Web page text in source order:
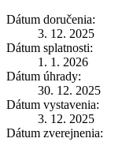
Dátum doručenia:
3. 12. 2025
Dátum splatnosti:
1. 1. 2026
Dátum úhrady:
30. 12. 2025
Dátum vystavenia:
3. 12. 2025
Dátum zverejnenia: